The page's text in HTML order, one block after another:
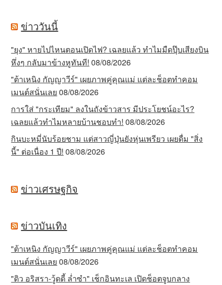
ข่าววันนี้
"ยุง" หายไปไหนตอนเปิดไฟ? เฉลยแล้ว ทำไมมืดปุ๊บเสียงบิน
หึ่งๆ กลับมาข้างหูทันที! 08/08/2026
"ต้าเหนิง กัญญาวีร์" เผยภาพคู่คุณแม่ แต่ละช็อตทำคอม
เมนต์สนั่นเลย 08/08/2026
การใส่ "กระเทียม" ลงในถังข้าวสาร มีประโยชน์อะไร?
เฉลยแล้วทำไมหลายบ้านชอบทำ! 08/08/2026
กินบะหมี่นับร้อยชาม แต่สาวญี่ปุ่นยังหุ่นเพรียว เผยดื่ม "สิ่ง
นี้" ต่อเนื่อง 1 ปี! 08/08/2026
ข่าวเศรษฐกิจ
ข่าวบันเทิง
"ต้าเหนิง กัญญาวีร์" เผยภาพคู่คุณแม่ แต่ละช็อตทำคอม
เมนต์สนั่นเลย 08/08/2026
"ดิว อริสรา-วู้ดดี้ ล่ำซำ" เช็กอินทะเล เปิดช็อตจูบกลาง